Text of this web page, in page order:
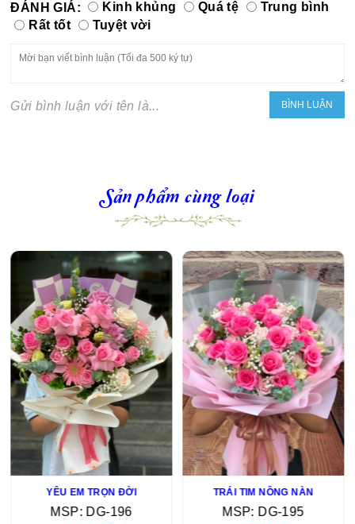
ĐÁNH GIÁ: Kinh khủng Quá tệ
Trung bình
Rất tốt
Tuyệt vời
Gửi bình luận với tên là...
Sản phẩm cùng loại
YÊU EM TRỌN ĐỜI
MSP: DG-196
TRÁI TIM NỒNG NÀN
MSP: DG-195